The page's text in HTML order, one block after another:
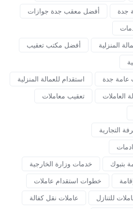
جدة
أفضل معقب جدة جوازات
المنزلية
أفضل مكتب تعقيب
جدة
استقدام للعمالة المنزلية
العاملات
تعقيب معاملات
التجارية
بتبوك
خدمات وزارة الخارجية
خطوات استقدام عاملات
للتنازل
عاملات نقل كفالة